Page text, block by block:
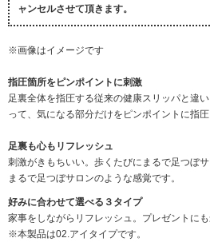
ャンセルさせて頂きます。
※画像はイメージです
指圧箇所をピンポイントに刺激
足裏全体を指圧する従来の健康スリッパと違
って、気になる部分だけをピンポイントに指圧
足裏も心もリフレッシュ
刺激がきもちいい。歩くたびにまるで足つぼサ
まるで足つぼサロンのような感覚です。
好みに合わせて選べる３タイプ
家事をしながらリフレッシュ。プレゼントにも
※本製品は02.アイタイプです。